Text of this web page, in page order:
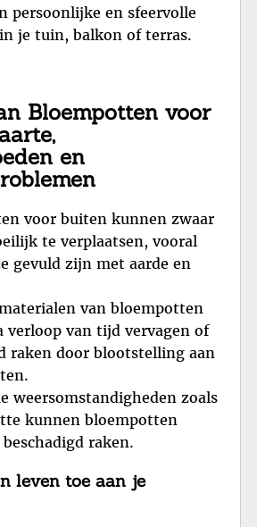
persoonlijke en sfeervolle
je tuin, balkon of terras.
Bloempotten voor
en
voor buiten kunnen zwaar
te verplaatsen, vooral
gevuld zijn met aarde en
van bloempotten
verloop van tijd vervagen of
raken door blootstelling aan
weersomstandigheden zoals
kunnen bloempotten
raken.
leven toe aan je